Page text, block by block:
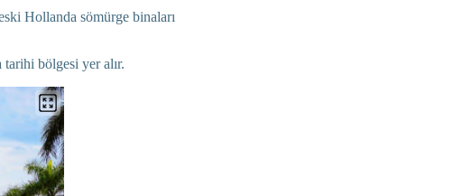
Hollanda sömürge binaları
bölgesi yer alır.